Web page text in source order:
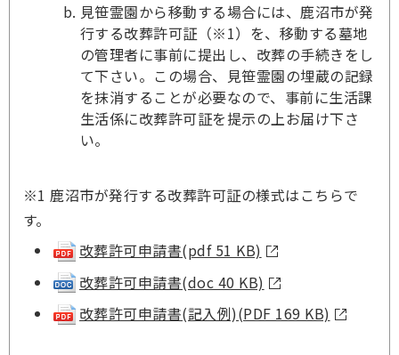
見笹霊園から移動する場合には、鹿沼市が発
行する改葬許可証（※1）を、移動する墓地
の管理者に事前に提出し、改葬の手続きをし
て下さい。この場合、見笹霊園の埋蔵の記録
を抹消することが必要なので、事前に生活課
生活係に改葬許可証を提示の上お届け下さ
い。
※1 鹿沼市が発行する改葬許可証の様式はこちらで
す。
改葬許可申請書(pdf 51 KB)
改葬許可申請書(doc 40 KB)
改葬許可申請書(記入例)(PDF 169 KB)